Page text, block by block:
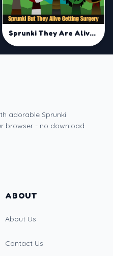
Sprunki They Are Alive Getting Surgery
adorable Sprunki
browser - no download
ABOUT
About Us
Contact Us